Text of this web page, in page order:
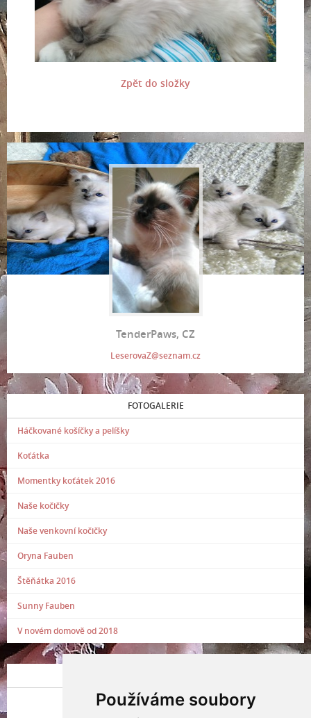
Používáme soubory
Zpět do složky
TenderPaws, CZ
LeserovaZ@seznam.cz
FOTOGALERIE
Háčkované košíčky a pelíšky
Koťátka
Momentky koťátek 2016
Naše kočičky
Naše venkovní kočičky
Oryna Fauben
Štěňátka 2016
Sunny Fauben
V novém domově od 2018